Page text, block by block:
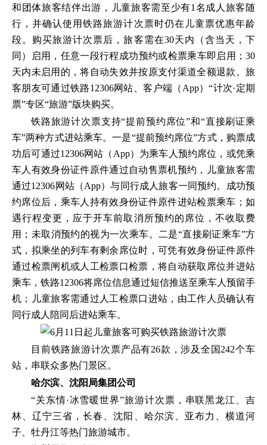
和团体旅客结伴出游，儿童旅客需至少有1名成人旅客随
行，并确认使用铁路旅游计次票时仍在儿童票优惠年龄
段。购买旅游计次票后，旅客需在30天内（含当天，下
同）启用，任意一段行程成功预约或检票乘车即启用；30
天内未启用的，将自动失效并按原支付渠道全额退款。旅
客朋友可通过铁路12306网站、客户端（App）“计次·定期
票”专区“旅游”版块购买。
铁路旅游计次票支持“提前预约席位”和“直接刷证乘
车”两种方式进站乘车。一是“提前预约席位”方式，购票成
功后可通过12306网站（App）为乘车人预约席位，或凭乘
车人有效身份证件原件通过自动售票机预约，儿童旅客需
通过12306网站（App）与同行成人旅客一同预约。成功预
约席位后，乘车人持有效身份证件原件进站检票乘车；如
遇行程变更，应于开车前取消所预约的席位，不收取费
用；未取消预约的视为一次乘车。二是“直接刷证乘车”方
式，拟乘坐的列车有剩余席位时，可凭有效身份证件原件
通过检票闸机或人工检票口检票，将自动获取席位并进站
乘车，铁路12306将席位信息通过短信推送至乘车人预留手
机；儿童旅客需通过人工检票口进站，由工作人员确认有
同行成人陪同后进站乘车。
目前铁路旅游计次票产品有26款，涉及全国242个车
站，串联众多热门景区。
哈尔滨、沈阳局集团公司
“关东情·冰雪暖世界”旅游计次票，串联黑龙江、吉
林、辽宁三省，长春、沈阳、哈尔滨、亚布力、横道河
子、牡丹江等热门旅游城市。